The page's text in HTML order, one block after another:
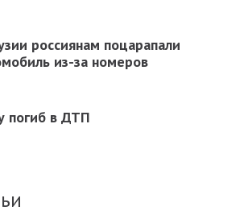
россиянам поцарапали
из-за номеров
погиб в ДТП